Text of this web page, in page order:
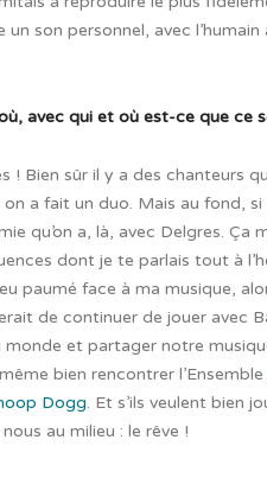
son personnel, avec
avec qui et où est-ce que ce
! Bien sûr il y a des chanteurs
on a fait un duo. Mais au fond,
qu’on a, là, avec Delgres. Ça
dont je te parlais tout à
paumé face à ma musique,
de continuer de jouer avec
et partager notre
bien rencontrer l’Ensemble
Dogg. Et s’ils veulent bien
au milieu : le rêve !